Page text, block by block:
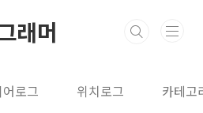
래머
어로그 위치로그 카테고